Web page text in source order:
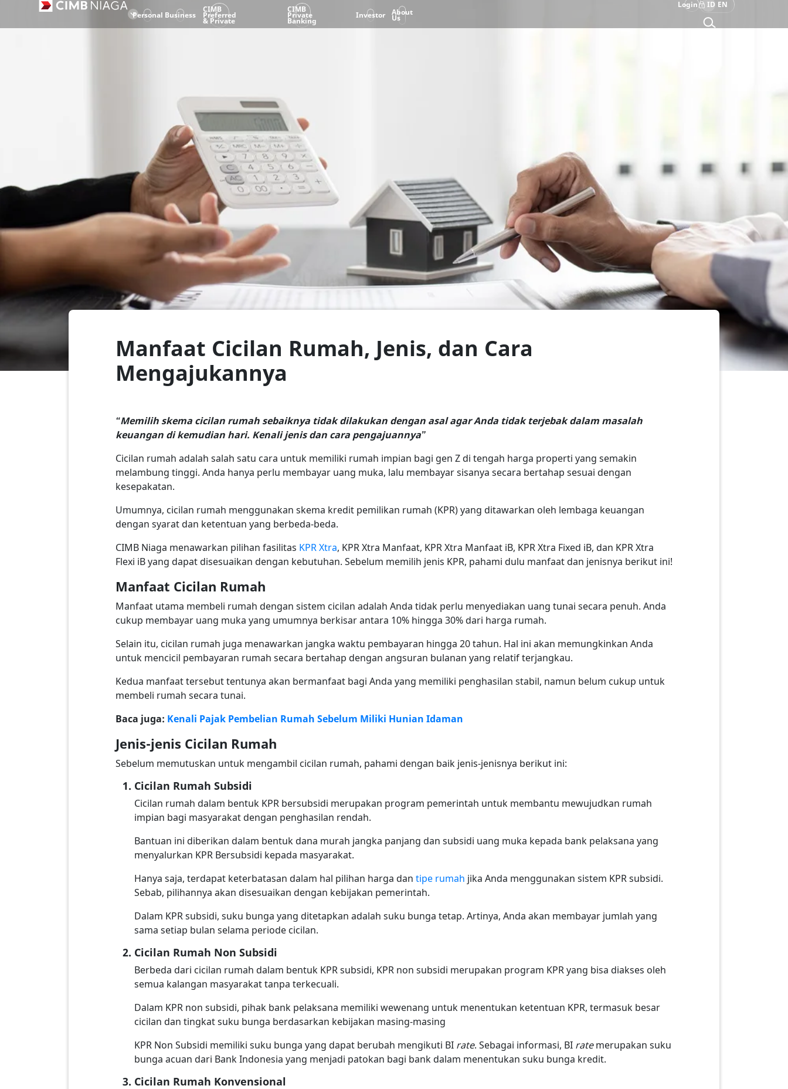
Personal Business
CIMB
Preferred
& Private
CIMB
Private
Banking
Investor About
Us
Login ID EN
Manfaat Cicilan Rumah, Jenis, dan Cara
Mengajukannya
“Memilih skema cicilan rumah sebaiknya tidak dilakukan dengan asal agar Anda tidak terjebak dalam masalah
keuangan di kemudian hari. Kenali jenis dan cara pengajuannya”
Cicilan rumah adalah salah satu cara untuk memiliki rumah impian bagi gen Z di tengah harga properti yang semakin
melambung tinggi. Anda hanya perlu membayar uang muka, lalu membayar sisanya secara bertahap sesuai dengan
kesepakatan.
Umumnya, cicilan rumah menggunakan skema kredit pemilikan rumah (KPR) yang ditawarkan oleh lembaga keuangan
dengan syarat dan ketentuan yang berbeda-beda.
CIMB Niaga menawarkan pilihan fasilitas KPR Xtra, KPR Xtra Manfaat, KPR Xtra Manfaat iB, KPR Xtra Fixed iB, dan KPR Xtra
Flexi iB yang dapat disesuaikan dengan kebutuhan. Sebelum memilih jenis KPR, pahami dulu manfaat dan jenisnya berikut ini!
Manfaat Cicilan Rumah
Manfaat utama membeli rumah dengan sistem cicilan adalah Anda tidak perlu menyediakan uang tunai secara penuh. Anda
cukup membayar uang muka yang umumnya berkisar antara 10% hingga 30% dari harga rumah.
Selain itu, cicilan rumah juga menawarkan jangka waktu pembayaran hingga 20 tahun. Hal ini akan memungkinkan Anda
untuk mencicil pembayaran rumah secara bertahap dengan angsuran bulanan yang relatif terjangkau.
Kedua manfaat tersebut tentunya akan bermanfaat bagi Anda yang memiliki penghasilan stabil, namun belum cukup untuk
membeli rumah secara tunai.
Baca juga: Kenali Pajak Pembelian Rumah Sebelum Miliki Hunian Idaman
Jenis-jenis Cicilan Rumah
Sebelum memutuskan untuk mengambil cicilan rumah, pahami dengan baik jenis-jenisnya berikut ini:
Cicilan Rumah Subsidi
Cicilan rumah dalam bentuk KPR bersubsidi merupakan program pemerintah untuk membantu mewujudkan rumah
impian bagi masyarakat dengan penghasilan rendah.
Bantuan ini diberikan dalam bentuk dana murah jangka panjang dan subsidi uang muka kepada bank pelaksana yang
menyalurkan KPR Bersubsidi kepada masyarakat.
Hanya saja, terdapat keterbatasan dalam hal pilihan harga dan tipe rumah jika Anda menggunakan sistem KPR subsidi.
Sebab, pilihannya akan disesuaikan dengan kebijakan pemerintah.
Dalam KPR subsidi, suku bunga yang ditetapkan adalah suku bunga tetap. Artinya, Anda akan membayar jumlah yang
sama setiap bulan selama periode cicilan.
Cicilan Rumah Non Subsidi
Berbeda dari cicilan rumah dalam bentuk KPR subsidi, KPR non subsidi merupakan program KPR yang bisa diakses oleh
semua kalangan masyarakat tanpa terkecuali.
Dalam KPR non subsidi, pihak bank pelaksana memiliki wewenang untuk menentukan ketentuan KPR, termasuk besar
cicilan dan tingkat suku bunga berdasarkan kebijakan masing-masing
KPR Non Subsidi memiliki suku bunga yang dapat berubah mengikuti BI rate. Sebagai informasi, BI ratemerupakan suku
bunga acuan dari Bank Indonesia yang menjadi patokan bagi bank dalam menentukan suku bunga kredit.
Cicilan Rumah Konvensional